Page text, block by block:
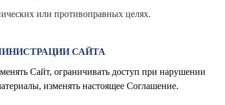
или противоправных целях.
САЙТА
Сайт, ограничивать доступ при нарушении
изменять настоящее Соглашение.